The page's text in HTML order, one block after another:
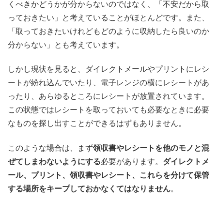
くべきかどうかが分からないのではなく、「不安だから取
っておきたい」と考えていることがほとんどです。また、
「取っておきたいけれどもどのように収納したら良いのか
分からない」とも考えています。
しかし現状を見ると、ダイレクトメールやプリントにレシ
ートが紛れ込んでいたり、電子レンジの横にレシートがあ
ったり、あらゆるところにレシートが放置されています。
この状態ではレシートを取っておいても必要なときに必要
なものを探し出すことができるはずもありません。
このような場合は、まず領収書やレシートを他のモノと混
ぜてしまわないようにする必要があります。 ダイレクトメ
ール、プリント、領収書やレシート、これらを分けて保管
する場所をキープしておかなくてはなりません。